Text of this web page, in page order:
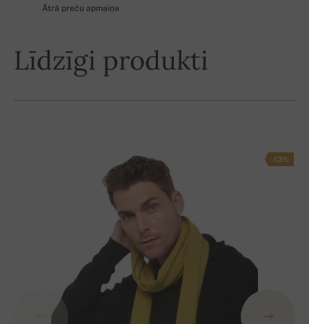
Ātrā preču apmaiņa
Līdzīgi produkti
-13%